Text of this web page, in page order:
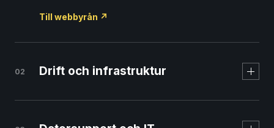
Till webbyrån ↗
02 Drift och infrastruktur